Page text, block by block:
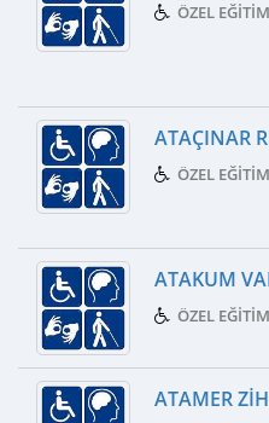
ÖZEL
ATAÇINAR
ÖZEL
ATAKUM
ÖZEL
ATAMER